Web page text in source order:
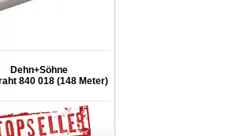
Dehn+Söhne
840 018 (148 Meter)